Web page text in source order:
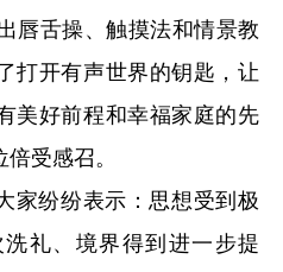
唇舌操、触摸法和情景教
打开有声世界的钥匙，让
美好前程和幸福家庭的先
受感召。
家纷纷表示：思想受到极
礼、境界得到进一步提